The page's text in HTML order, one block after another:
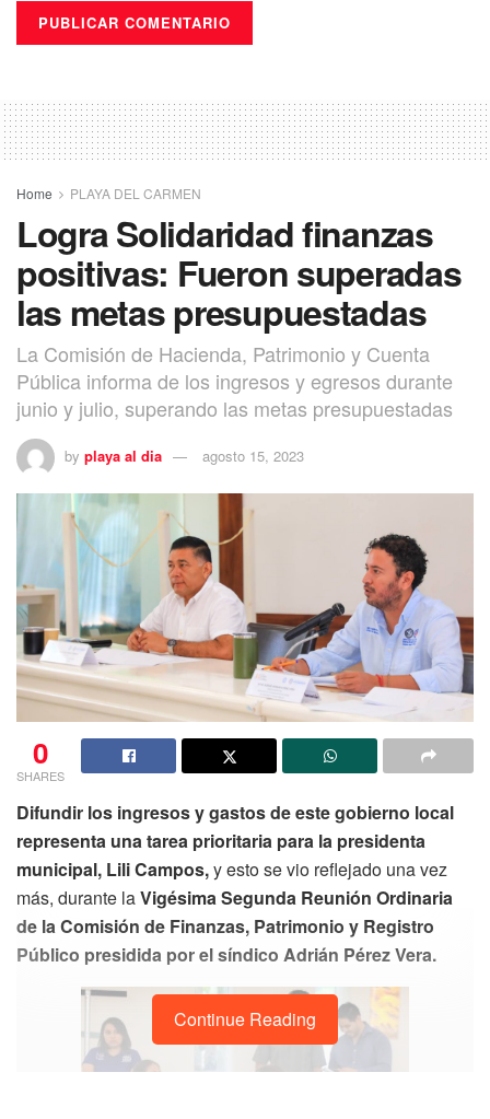
Home PLAYA DEL CARMEN
Logra Solidaridad finanzas
positivas: Fueron superadas
las metas presupuestadas
La Comisión de Hacienda, Patrimonio y Cuenta
Pública informa de los ingresos y egresos durante
junio y julio, superando las metas presupuestadas
by playa al dia agosto 15, 2023
0
SHARES
Difundir los ingresos y gastos de este gobierno local
representa una tarea prioritaria para la presidenta
municipal, Lili Campos,y esto se vio reflejado una vez
más, durante laVigésima Segunda Reunión Ordinaria
de la Comisión de Finanzas, Patrimonio y Registro
Público presidida por el síndico Adrián Pérez Vera.
Continue Reading